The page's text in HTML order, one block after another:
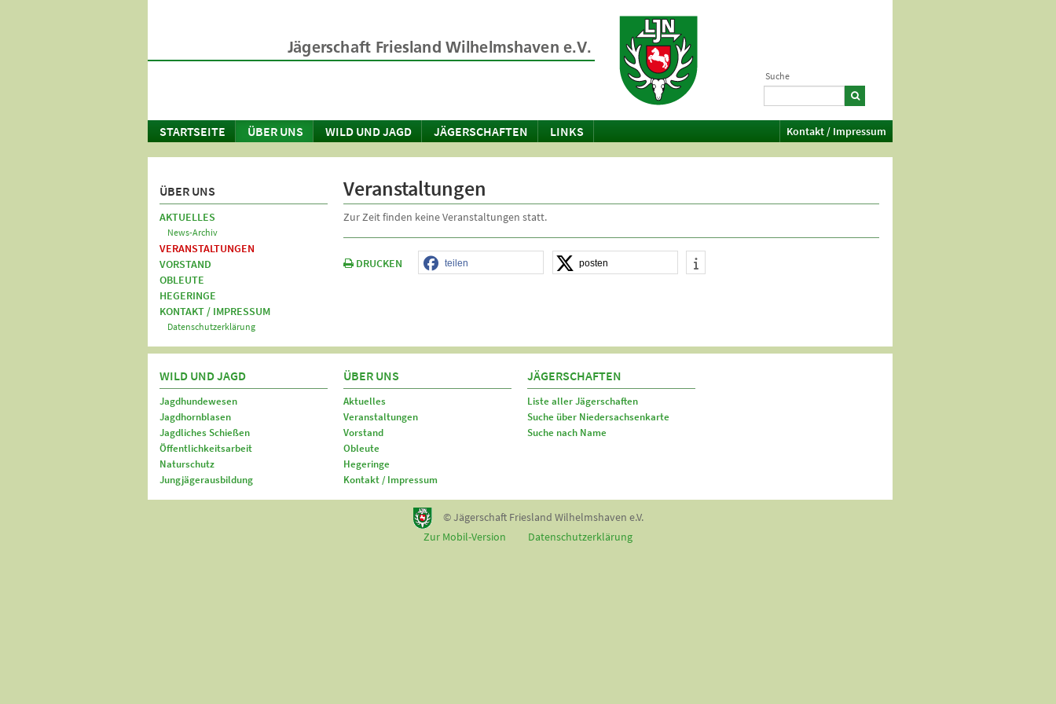
Suche
STARTSEITE ÜBER UNS WILD UND JAGD JÄGERSCHAFTEN LINKS Kontakt / Impressum
ÜBER UNS
AKTUELLES
News-Archiv
VERANSTALTUNGEN
VORSTAND
OBLEUTE
HEGERINGE
KONTAKT / IMPRESSUM
Datenschutzerklärung
Veranstaltungen
Zur Zeit finden keine Veranstaltungen statt.
DRUCKEN teilen posten
WILD UND JAGD
Jagdhundewesen
Jagdhornblasen
Jagdliches Schießen
Öffentlichkeitsarbeit
Naturschutz
Jungjägerausbildung
ÜBER UNS
Aktuelles
Veranstaltungen
Vorstand
Obleute
Hegeringe
Kontakt / Impressum
JÄGERSCHAFTEN
Liste aller Jägerschaften
Suche über Niedersachsenkarte
Suche nach Name
© Jägerschaft Friesland Wilhelmshaven e.V.
Zur Mobil-Version
Datenschutzerklärung